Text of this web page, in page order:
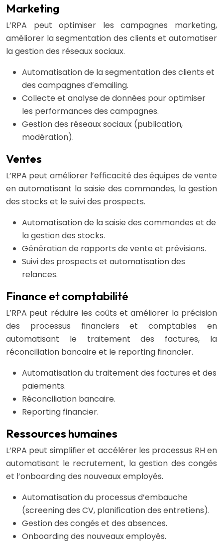
Marketing
L’RPA peut optimiser les campagnes marketing,
améliorer la segmentation des clients et automatiser
la gestion des réseaux sociaux.
Automatisation de la segmentation des clients et
des campagnes d’emailing.
Collecte et analyse de données pour optimiser
les performances des campagnes.
Gestion des réseaux sociaux (publication,
modération).
Ventes
L’RPA peut améliorer l’efficacité des équipes de vente
en automatisant la saisie des commandes, la gestion
des stocks et le suivi des prospects.
Automatisation de la saisie des commandes et de
la gestion des stocks.
Génération de rapports de vente et prévisions.
Suivi des prospects et automatisation des
relances.
Finance et comptabilité
L’RPA peut réduire les coûts et améliorer la précision
des processus financiers et comptables en
automatisant le traitement des factures, la
réconciliation bancaire et le reporting financier.
Automatisation du traitement des factures et des
paiements.
Réconciliation bancaire.
Reporting financier.
Ressources humaines
L’RPA peut simplifier et accélérer les processus RH en
automatisant le recrutement, la gestion des congés
et l’onboarding des nouveaux employés.
Automatisation du processus d’embauche
(screening des CV, planification des entretiens).
Gestion des congés et des absences.
Onboarding des nouveaux employés.